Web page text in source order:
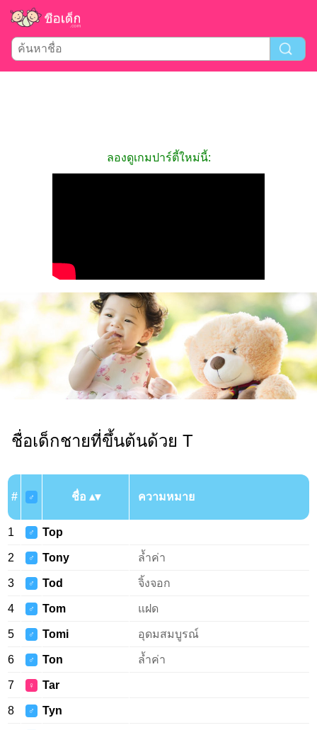
ลองดูเกมปาร์ตี้ใหม่นี้:
ชื่อเด็กชายที่ขึ้นต้นด้วย T
# ♂ ชื่อ ความหมาย
1 ♂ Top
2 ♂ Tony ล้ำค่า
3 ♂ Tod จิ้งจอก
4 ♂ Tom แฝด
5 ♂ Tomi อุดมสมบูรณ์
6 ♂ Ton ล้ำค่า
7 ♀ Tar
8 ♂ Tyn